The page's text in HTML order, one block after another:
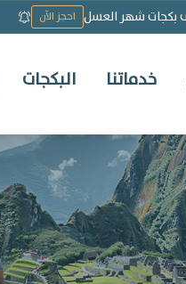
احجز الآن
خدماتنا البكجات